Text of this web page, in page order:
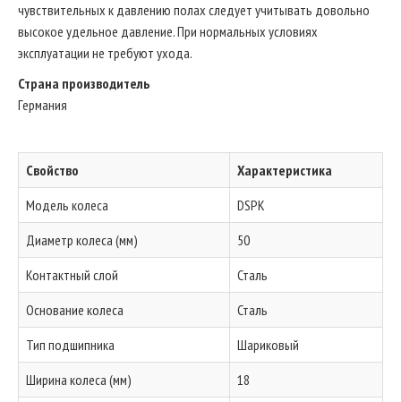
чувствительных к давлению полах следует учитывать довольно
высокое удельное давление. При нормальных условиях
эксплуатации не требуют ухода.
Страна производитель
Германия
Свойство
Характеристика
Модель колеса
DSPK
Диаметр колеса (мм)
50
Контактный слой
Сталь
Основание колеса
Сталь
Тип подшипника
Шариковый
Ширина колеса (мм)
18